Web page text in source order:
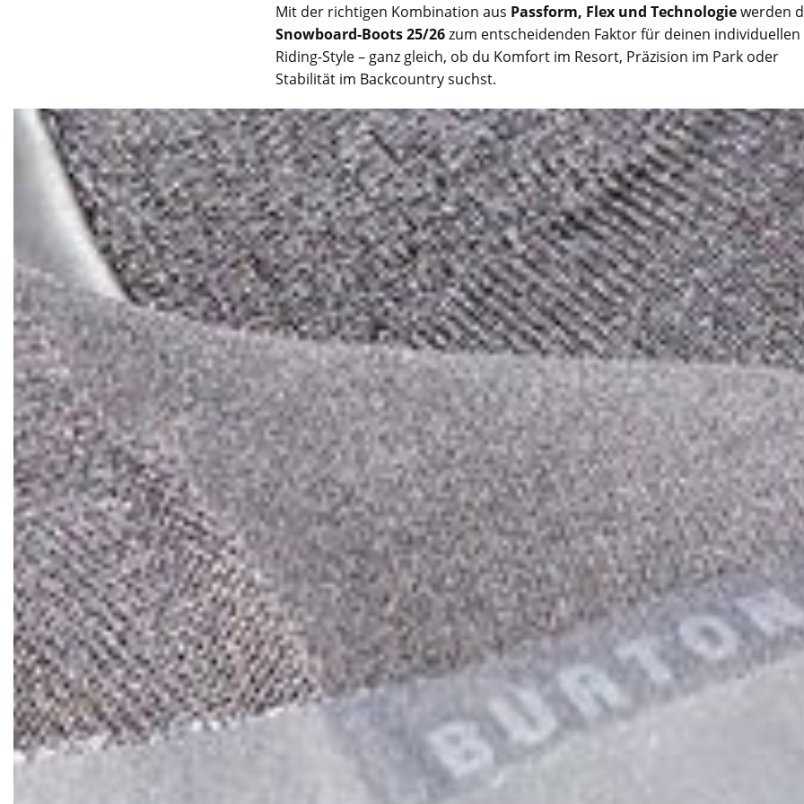
Mit der richtigen Kombination aus Passform, Flex und Technologiewerden
Snowboard-Boots 25/26zum entscheidenden Faktor für deinen individuellen
Riding-Style – ganz gleich, ob du Komfort im Resort, Präzision im Park oder
Stabilität im Backcountry suchst.